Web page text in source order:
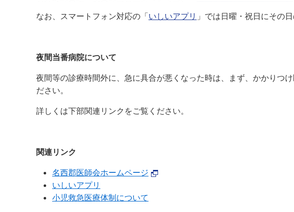
なお、スマートフォン対応の「いしいアプリ 」では日曜・祝日にその
夜間当番病院について
夜間等の診療時間外に、急に具合が悪くなった時は、まず、かかりつ
ださい。
詳しくは下部関連リンクをご覧ください。
関連リンク
名西郡医師会ホームページ
いしいアプリ
小児救急医療体制について